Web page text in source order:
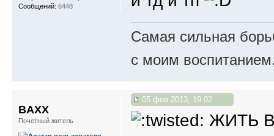
Самая сильная
с моим
Сообщений: 6448
05 фев 2013, 19:02
ЖИТЬ
BAXX
Почетный житель